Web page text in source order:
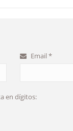
Email *
en dígitos: